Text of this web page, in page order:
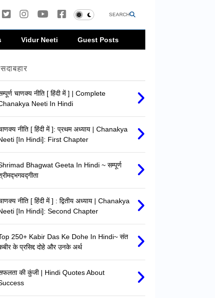
SEARCH
Vidur Neeti Guest Posts
सदाबहार
चाणक्य नीति [ हिंदी में ] | Complete
Neeti In Hindi
नीति [ हिंदी में ]: प्रथम अध्याय | Chanakya
[In Hindi]: First Chapter
Bhagwat Geeta In Hindi ~ सम्पूर्ण
नीति [ हिंदी में ] : द्वितीय अध्याय | Chanakya
[In Hindi]: Second Chapter
250+ Kabir Das Ke Dohe In Hindi~ संत
के प्रसिद्द दोहे और उनके अर्थ
की कुंजी | Hindi Quotes About